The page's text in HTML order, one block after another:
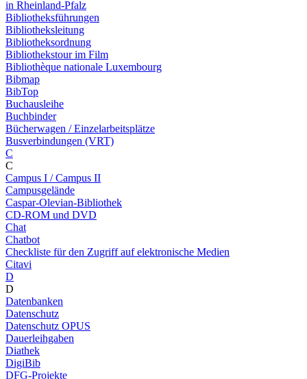
in Rheinland-Pfalz
Bibliotheksführungen
Bibliotheksleitung
Bibliotheksordnung
Bibliothekstour im Film
Bibliothèque nationale Luxembourg
Bibmap
BibTop
Buchausleihe
Buchbinder
Bücherwagen / Einzelarbeitsplätze
Busverbindungen (VRT)
C
C
Campus I / Campus II
Campusgelände
Caspar-Olevian-Bibliothek
CD-ROM und DVD
Chat
Chatbot
Checkliste für den Zugriff auf elektronische Medien
Citavi
D
D
Datenbanken
Datenschutz
Datenschutz OPUS
Dauerleihgaben
Diathek
DigiBib
DFG-Projekte